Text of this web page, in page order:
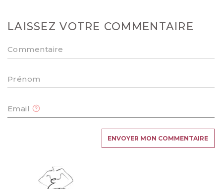
LAISSEZ VOTRE COMMENTAIRE
Commentaire
Prénom
Email